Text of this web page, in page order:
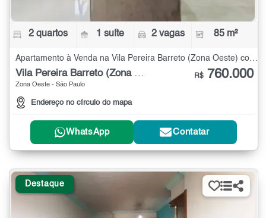
2 quartos 1 suíte 2 vagas 85 m²
Apartamento à Venda na Vila Pereira Barreto (Zona Oeste) com 2 quartos - 85 m²
Vila Pereira Barreto (Zona Oeste)
Zona Oeste - São Paulo
Endereço no círculo do mapa
R$ 760.000
WhatsApp Contatar
Destaque